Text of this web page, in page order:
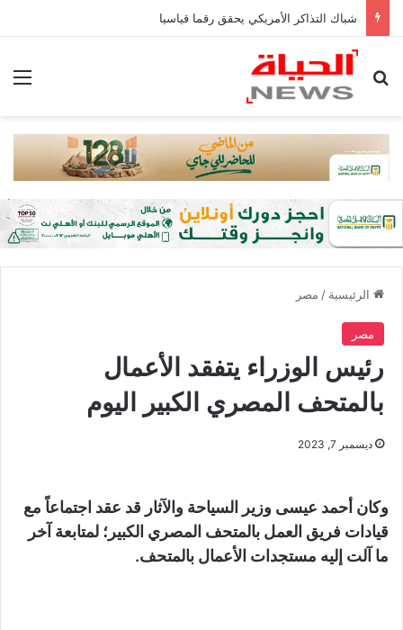
شباك التذاكر الأمريكي يحقق رقما قياسيا
بحث عن
الرئيسية / مصر
مصر
رئيس الوزراء يتفقد الأعمال
بالمتحف المصري الكبير اليوم
ديسمبر 7, 2023
وكان أحمد عيسى وزير السياحة والآثار قد عقد اجتماعاً مع
قيادات فريق العمل بالمتحف المصري الكبير؛ لمتابعة آخر
ما آلت إليه مستجدات الأعمال بالمتحف.